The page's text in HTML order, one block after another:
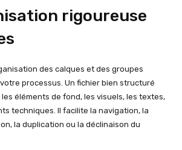
rigoureuse
des calques et des groupes
processus. Un fichier bien structuré
éléments de fond, les visuels, les textes,
techniques. Il facilite la navigation, la
la duplication ou la déclinaison du